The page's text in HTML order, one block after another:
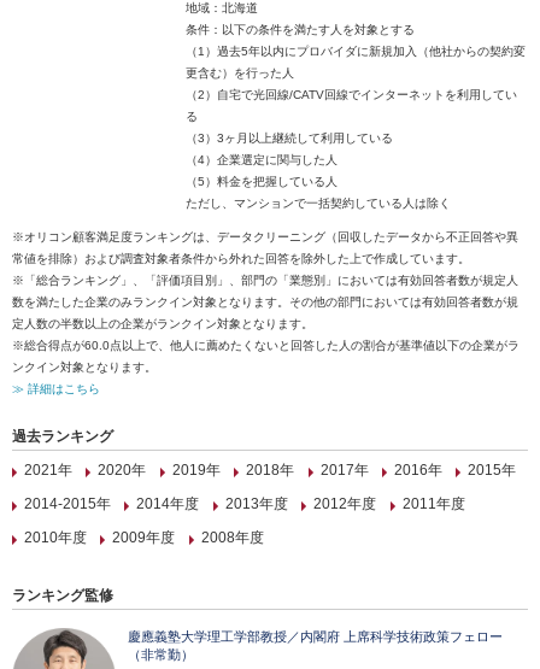
地域：北海道
条件：以下の条件を満たす人を対象とする
（1）過去5年以内にプロバイダに新規加入（他社からの契約変
更含む）を行った人
（2）自宅で光回線/CATV回線でインターネットを利用してい
る
（3）3ヶ月以上継続して利用している
（4）企業選定に関与した人
（5）料金を把握している人
ただし、マンションで一括契約している人は除く
※オリコン顧客満足度ランキングは、データクリーニング（回収したデータから不正回答や異
常値を排除）および調査対象者条件から外れた回答を除外した上で作成しています。
※「総合ランキング」、「評価項目別」、部門の「業態別」においては有効回答者数が規定人
数を満たした企業のみランクイン対象となります。その他の部門においては有効回答者数が規
定人数の半数以上の企業がランクイン対象となります。
※総合得点が60.0点以上で、他人に薦めたくないと回答した人の割合が基準値以下の企業がラ
ンクイン対象となります。
≫ 詳細はこちら
過去ランキング
2021年
2020年 2019年 2018年 2017年 2016年
2015年
2014-2015年
2014年度 2013年度 2012年度
2011年度
2010年度
2009年度 2008年度
ランキング監修
慶應義塾大学理工学部教授／内閣府 上席科学技術政策フェロー
（非常勤）